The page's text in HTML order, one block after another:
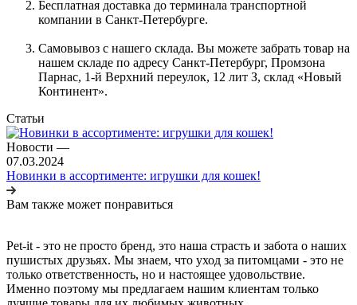
Бесплатная доставка до терминала транспортной
компании в Санкт-Петербурге.
Самовывоз с нашего склада. Вы можете забрать товар на
нашем складе по адресу Санкт-Петербург, Промзона
Парнас, 1-й Верхний переулок, 12 лит З, склад «Новый
Континент».
Статьи
Новости —
07.03.2024
Новинки в ассортименте: игрушки для кошек!
Вам также может понравиться
Pet-it - это не просто бренд, это наша страсть и забота о наших
пушистых друзьях. Мы знаем, что уход за питомцами - это не
только ответственность, но и настоящее удовольствие.
Именно поэтому мы предлагаем нашим клиентам только